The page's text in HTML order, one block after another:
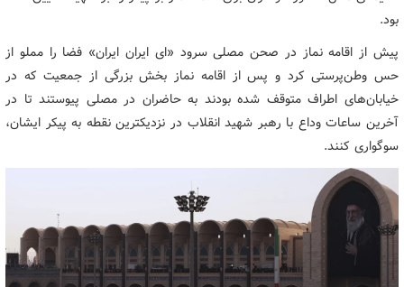
بود.
پیش از اقامه نماز در صحن مصلی سرود «ای ایران ایران» فضا را مملو از
حس وطن‌پرستی کرد و پس از اقامه نماز بخش بزرگی از جمعیت که در
خیابان‌های اطراف متوقف شده بودند به حاضران در مصلی پیوستند تا در
آخرین ساعات وداع با رهبر شهید انقلاب در نزدیکترین نقطه به پیکر ایشان،
سوگواری کنند.